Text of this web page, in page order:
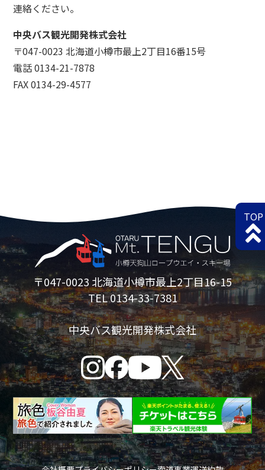
連絡ください。
中央バス観光開発株式会社
〒047-0023 北海道小樽市最上2丁目16番15号
電話 0134-21-7878
FAX 0134-29-4577
〒047-0023 北海道小樽市最上2丁目16-15
TEL 0134-33-7381
中央バス観光開発株式会社
TOP